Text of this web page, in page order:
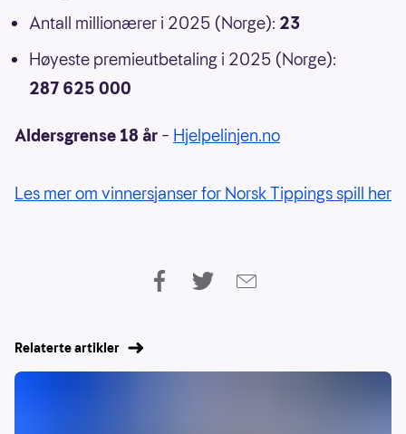
Antall millionærer i 2025 (Norge): 23
Høyeste premieutbetaling i 2025 (Norge):
287 625 000
Aldersgrense 18 år – Hjelpelinjen.no
Les mer om vinnersjanser for Norsk Tippings spill her
Relaterte artikler